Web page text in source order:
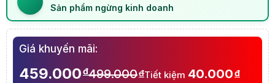
Sản phẩm ngừng kinh doanh
Giá khuyến mãi:
459.000đ499.000đTiết kiệm 40.000đ